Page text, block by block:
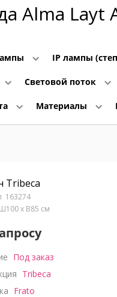
Alma Layt
IP лампы
Световой поток
Материалы
Tribeca
163274
x В85 см
Под заказ
Tribeca
Frato